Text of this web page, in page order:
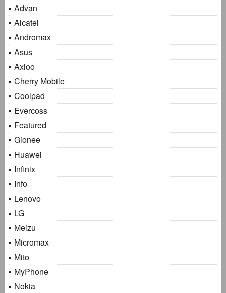
Advan
Alcatel
Andromax
Asus
Axioo
Cherry Mobile
Coolpad
Evercoss
Featured
Gionee
Huawei
Infinix
Info
Lenovo
LG
Meizu
Micromax
Mito
MyPhone
Nokia